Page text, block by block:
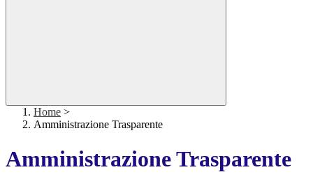
Home >
Amministrazione Trasparente
Amministrazione Trasparente